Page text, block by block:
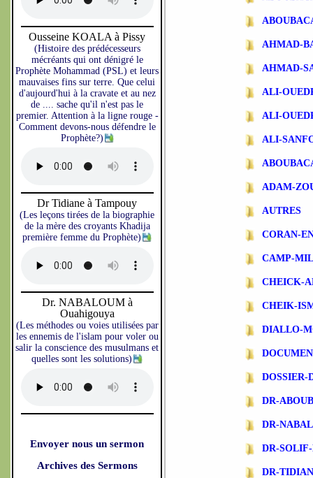
Ousseine KOALA à Pissy
(Histoire des prédécesseurs
mécréants qui ont dénigré le
Prophète Mohammad (PSL) et leurs
mauvaises fins sur terre. Que celui
d'aujourd'hui à la cravate et au nez
de .... sache qu'il n'est pas le
premier. Attention à la ligne rouge -
Comment devons-nous défendre le
Prophète?)
Dr Tidiane à Tampouy
(Les leçons tirées de la biographie
de la mère des croyants Khadija
première femme du Prophète)
Dr. NABALOUM à
Ouahigouya
(Les méthodes ou voies utilisées par
les ennemis de l'islam pour voler ou
salir la conscience des musulmans et
quelles sont les solutions)
Envoyer nous un sermon
Archives des Sermons
AHMAD-
AHMAD-
ALI-
ALI-
ALI-
ADAM-
AUTRES
CORAN-
CAMP-
CHEICK-
CHEIK-
DIALLO-
DOSSIER-
DR-
DR-
DR-
DR-